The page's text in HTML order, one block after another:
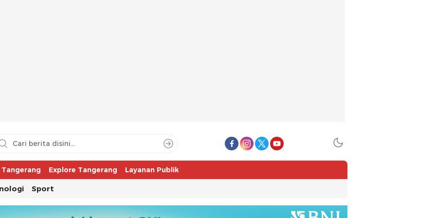
Explore Tangerang Layanan Publik
Sport